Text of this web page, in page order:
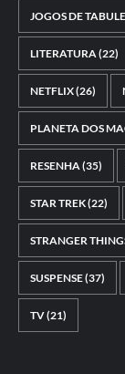
JOGOS DE
LITERATURA(22)
NETFLIX(26)
PLANETA DOS
RESENHA(35)
STAR TREK(22)
STRANGER
SUSPENSE(37)
TV(21)